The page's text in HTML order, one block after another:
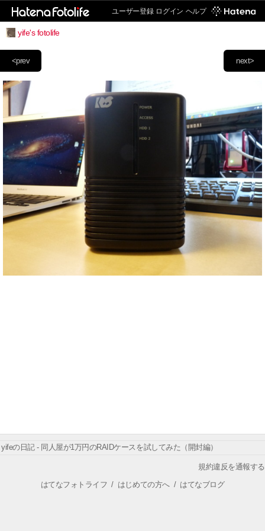
ユーザー登録 ログイン ヘルプ
yife's fotolife
next>
<prev
yifeの日記 - 同人屋が1万円のRAIDケースを試してみた（開封編）
規約違反を通報する
はてなフォトライフ / はじめての方へ/ はてなブログ